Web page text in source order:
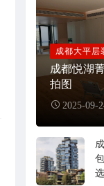
成都大平层
成都悦湖
拍图
2025-09-